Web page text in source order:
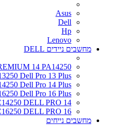
Asus
Dell
Hp
Lenovo
מחשבים ניידים DELL
14 PA14250
Dell Pro 13 Plus
Dell Pro 14 Plus
Dell Pro 16 Plus
DELL PRO 14
DELL PRO 16
מחשבים נייחים